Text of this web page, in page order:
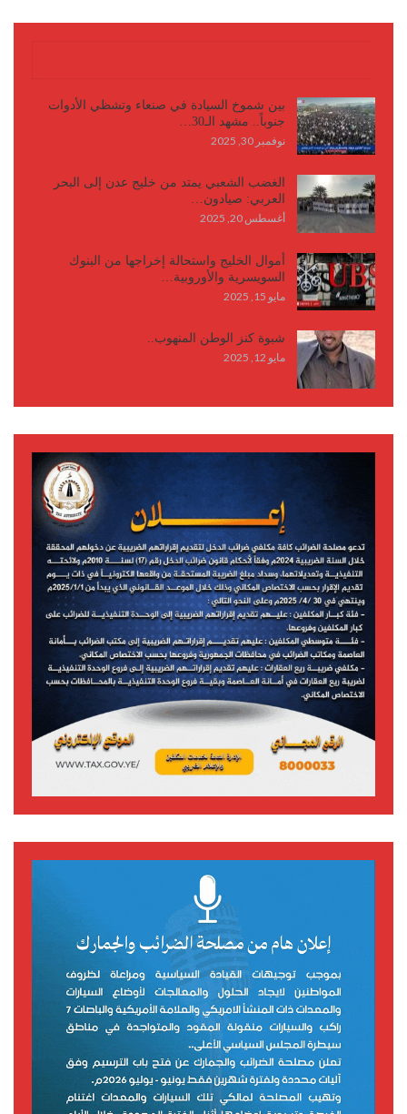
بين شموخ السيادة في صنعاء وتشظي الأدوات
جنوباً.. مشهد الـ30…
نوفمبر 30, 2025
الغضب الشعبي يمتد من خليج عدن إلى البحر
العربي: صيادون…
أغسطس 20, 2025
أموال الخليج واستحالة إخراجها من البنوك
السويسرية والأوروبية…
مايو 15, 2025
شبوة كنز الوطن المنهوب..
مايو 12, 2025